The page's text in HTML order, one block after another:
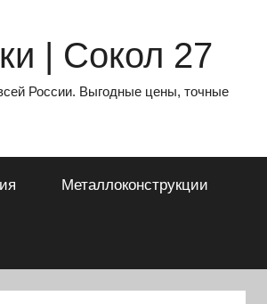
| Сокол 27
России. Выгодные цены, точные
Металлоконструкции